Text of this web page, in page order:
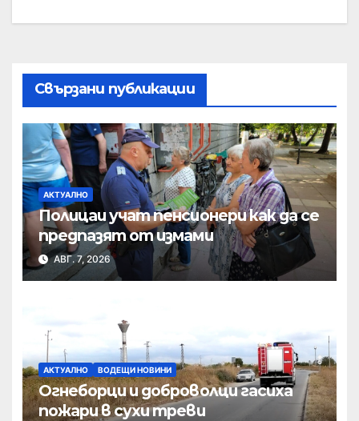
Свързани публикации
АКТУАЛНО
Полицаи учат пенсионери как да се
предпазят от измами
АВГ. 7, 2026
АКТУАЛНО ВОДЕЩИ НОВИНИ
Огнеборци и доброволци гасиха
пожари в сухи треви